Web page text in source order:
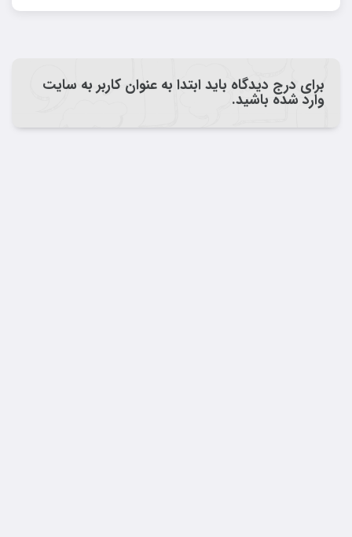
برای درج دیدگاه باید ابتدا به عنوان کاربر به سایت
وارد شده باشید.